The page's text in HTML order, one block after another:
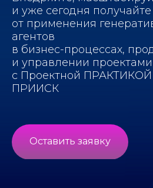
и уже сегодня
от применения
агентов
в бизнес-процессах,
и управлении проектами
с Проектной
ПРИИСК
Оставить заявку